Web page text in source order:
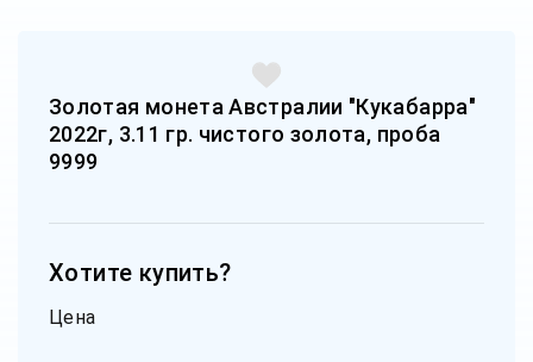
Золотая монета Австралии "Кукабарра"
2022г, 3.11 гр. чистого золота, проба
9999
Хотите купить?
Цена